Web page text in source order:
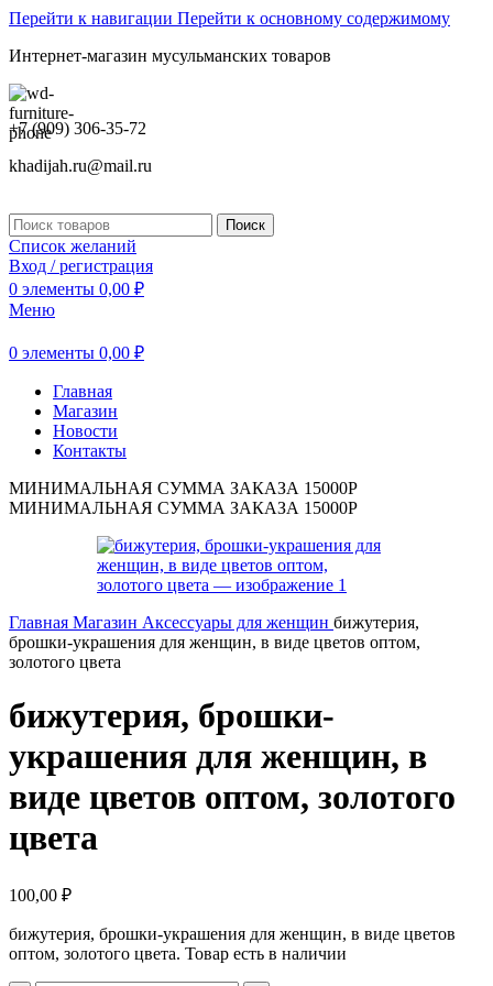
Перейти к навигации Перейти к основному содержимому
Интернет-магазин мусульманских товаров
+7 (909) 306-35-72
khadijah.ru@mail.ru
Поиск
Список желаний
Вход / регистрация
0 элементы 0,00 ₽
Меню
0 элементы 0,00 ₽
Главная
Магазин
Новости
Контакты
МИНИМАЛЬНАЯ СУММА ЗАКАЗА 15000Р
МИНИМАЛЬНАЯ СУММА ЗАКАЗА 15000Р
Главная Магазин Аксессуары для женщин бижутерия,
брошки-украшения для женщин, в виде цветов оптом,
золотого цвета
бижутерия, брошки-
украшения для женщин, в
виде цветов оптом, золотого
цвета
100,00 ₽
бижутерия, брошки-украшения для женщин, в виде цветов
оптом, золотого цвета. Товар есть в наличии